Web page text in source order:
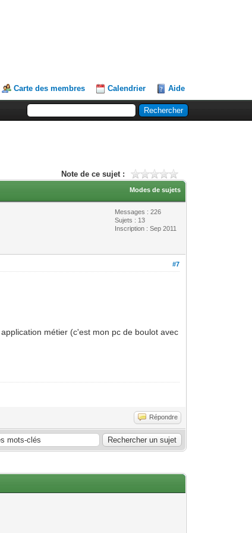
Carte des membres Calendrier Aide
Note de ce sujet :
Modes de sujets
Messages : 226
Sujets : 13
Inscription : Sep 2011
#7
métier (c'est mon pc de boulot avec
Répondre